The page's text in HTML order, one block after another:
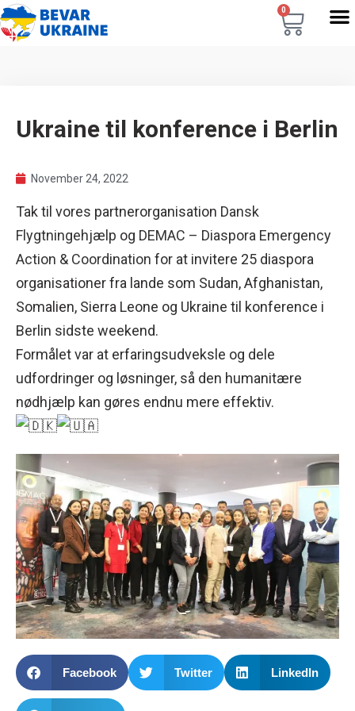
0
Ukraine til konference i Berlin
November 24, 2022
Tak til vores partnerorganisation Dansk
Flygtningehjælp og DEMAC – Diaspora Emergency
Action & Coordination for at invitere 25 diaspora
organisationer fra lande som Sudan, Afghanistan,
Somalien, Sierra Leone og Ukraine til konference i
Berlin sidste weekend.
Formålet var at erfaringsudveksle og dele
udfordringer og løsninger, så den humanitære
nødhjælp kan gøres endnu mere effektiv.
Facebook Twitter LinkedIn